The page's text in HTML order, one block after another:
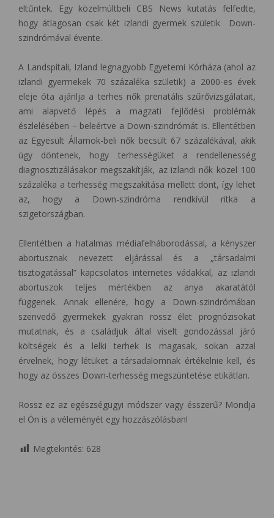
eltűntek. Egy közelmúltbeli CBS News kutatás felfedte,
hogy átlagosan csak két izlandi gyermek születik Down-
szindrómával évente.
A Landspítali, Izland legnagyobb Egyetemi Kórháza (ahol az
izlandi gyermekek 70 százaléka születik) a 2000-es évek
eleje óta ajánlja a terhes nők prenatális szűrővizsgálatait,
ami alapvető lépés a magzati fejlődési problémák
észlelésében – beleértve a Down-szindrómát is. Ellentétben
az Egyesült Államok-beli nők becsült 67 százalékával, akik
úgy döntenek, hogy terhességüket a rendellenesség
diagnosztizálásakor megszakítják, az izlandi nők közel 100
százaléka a terhesség megszakítása mellett dönt, így lehet
az, hogy a Down-szindróma rendkívül ritka a
szigetországban.
Ellentétben a hatalmas médiafelháborodással, a kényszer
abortusznak nevezett eljárással és a „társadalmi
tisztogatással” kapcsolatos internetes vádakkal, az izlandi
abortuszok teljes mértékben az anya akaratától
függenek. Annak ellenére, hogy a Down-szindrómában
szenvedő gyermekek gyakran rossz élet prognózisokat
mutatnak, és a családjuk által viselt gondozással járó
költségek és a lelki terhek is magasak, sokan azzal
érvelnek, hogy létüket a társadalomnak értékelnie kell, és
hogy az összes Down-terhesség megszüntetése etikátlan.
Rossz ez az egészségügyi módszer vagy ésszerű? Mondja
el Ön is a véleményét egy hozzászólásban!
Megtekintés: 628